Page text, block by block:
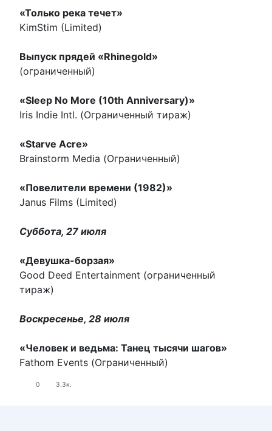
«Только река течет»
KimStim (Limited)
Выпуск прядей «Rhinegold»
(ограниченный)
«Sleep No More (10th Anniversary)»
Iris Indie Intl. (Ограниченный тираж)
«Starve Acre»
Brainstorm Media (Ограниченный)
«Повелители времени (1982)»
Janus Films (Limited)
Суббота, 27 июля
«Девушка-борзая»
Good Deed Entertainment (ограниченный
тираж)
Воскресенье, 28 июля
«Человек и ведьма: Танец тысячи шагов»
Fathom Events (Ограниченный)
0 3.3к.